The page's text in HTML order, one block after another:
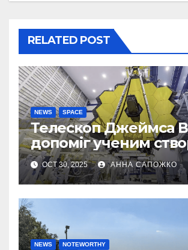
RELATED POST
NEWS SPACE
Телескоп Джеймса
допоміг ученим
першу 3D-карту
екзопланети
OCT 30, 2025 АННА САПОЖКО
NEWS NOTEWORTHY